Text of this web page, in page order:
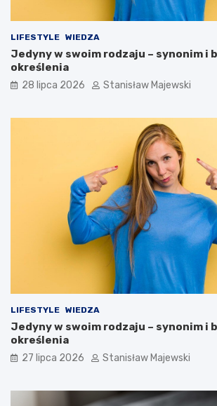
LIFESTYLE WIEDZA
Jedyny w swoim rodzaju – synonim i
określenia
28 lipca 2026 Stanisław Majewski
LIFESTYLE WIEDZA
Jedyny w swoim rodzaju – synonim i
określenia
27 lipca 2026 Stanisław Majewski